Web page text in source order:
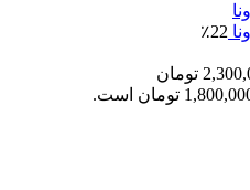
٪22
قیمت اصلی 2,300,000 تومان